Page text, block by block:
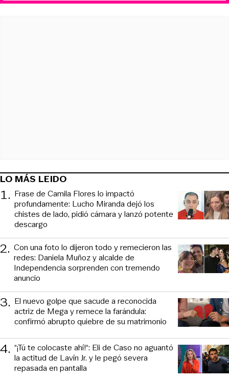
LO MÁS LEIDO
1. Frase de Camila Flores lo impactó
profundamente: Lucho Miranda dejó los
chistes de lado, pidió cámara y lanzó potente
descargo
2. Con una foto lo dijeron todo y remecieron las
redes: Daniela Muñoz y alcalde de
Independencia sorprenden con tremendo
anuncio
3. El nuevo golpe que sacude a reconocida
actriz de Mega y remece la farándula:
confirmó abrupto quiebre de su matrimonio
4. “¡Tú te colocaste ahí!“: Eli de Caso no aguantó
la actitud de Lavín Jr. y le pegó severa
repasada en pantalla